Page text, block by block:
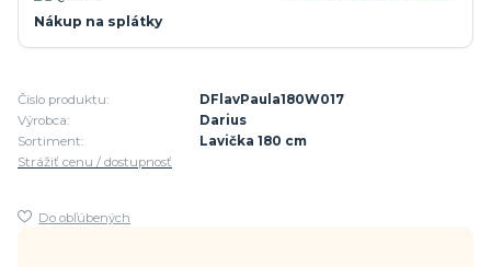
Nákup na splátky
Číslo produktu:
DFlavPaula180W017
Výrobca:
Darius
Sortiment:
Lavička 180 cm
Strážiť cenu / dostupnosť
Do obľúbených